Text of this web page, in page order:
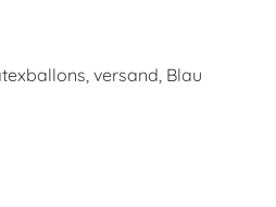
, versand, Blau